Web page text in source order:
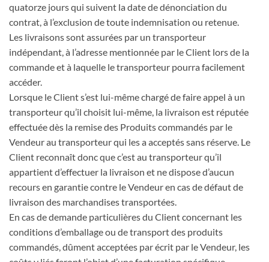
quatorze jours qui suivent la date de dénonciation du
contrat, à l’exclusion de toute indemnisation ou retenue.
Les livraisons sont assurées par un transporteur
indépendant, à l’adresse mentionnée par le Client lors de la
commande et à laquelle le transporteur pourra facilement
accéder.
Lorsque le Client s’est lui-même chargé de faire appel à un
transporteur qu’il choisit lui-même, la livraison est réputée
effectuée dès la remise des Produits commandés par le
Vendeur au transporteur qui les a acceptés sans réserve. Le
Client reconnaît donc que c’est au transporteur qu’il
appartient d’effectuer la livraison et ne dispose d’aucun
recours en garantie contre le Vendeur en cas de défaut de
livraison des marchandises transportées.
En cas de demande particulières du Client concernant les
conditions d’emballage ou de transport des produits
commandés, dûment acceptées par écrit par le Vendeur, les